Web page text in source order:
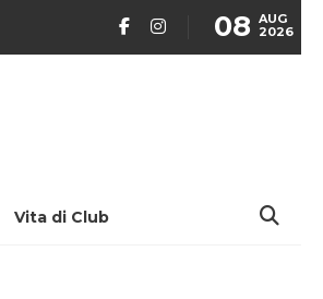
08 AUG
2026
Vita di Club